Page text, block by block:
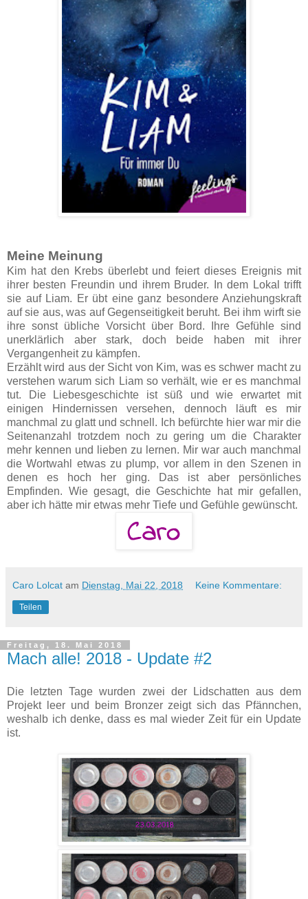
Meine Meinung
Kim hat den Krebs überlebt und feiert dieses Ereignis mit
ihrer besten Freundin und ihrem Bruder. In dem Lokal trifft
sie auf Liam. Er übt eine ganz besondere Anziehungskraft
auf sie aus, was auf Gegenseitigkeit beruht. Bei ihm wirft sie
ihre sonst übliche Vorsicht über Bord. Ihre Gefühle sind
unerklärlich aber stark, doch beide haben mit ihrer
Vergangenheit zu kämpfen.
Erzählt wird aus der Sicht von Kim, was es schwer macht zu
verstehen warum sich Liam so verhält, wie er es manchmal
tut. Die Liebesgeschichte ist süß und wie erwartet mit
einigen Hindernissen versehen, dennoch läuft es mir
manchmal zu glatt und schnell. Ich befürchte hier war mir die
Seitenanzahl trotzdem noch zu gering um die Charakter
mehr kennen und lieben zu lernen. Mir war auch manchmal
die Wortwahl etwas zu plump, vor allem in den Szenen in
denen es hoch her ging. Das ist aber persönliches
Empfinden. Wie gesagt, die Geschichte hat mir gefallen,
aber ich hätte mir etwas mehr Tiefe und Gefühle gewünscht.
Caro Lolcat am Dienstag, Mai 22, 2018 Keine Kommentare:
Teilen
Freitag, 18. Mai 2018
Mach alle! 2018 - Update #2
Die letzten Tage wurden zwei der Lidschatten aus dem
Projekt leer und beim Bronzer zeigt sich das Pfännchen,
weshalb ich denke, dass es mal wieder Zeit für ein Update
ist.